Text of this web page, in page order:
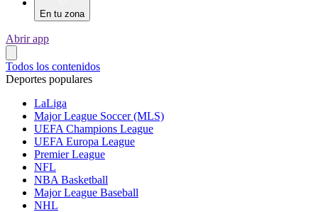
En tu zona
Abrir app
Todos los contenidos
Deportes populares
LaLiga
Major League Soccer (MLS)
UEFA Champions League
UEFA Europa League
Premier League
NFL
NBA Basketball
Major League Baseball
NHL